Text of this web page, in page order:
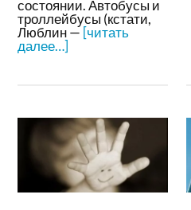
состоянии. Автобусы и
троллейбусы (кстати,
Люблин —[читать
далее…]